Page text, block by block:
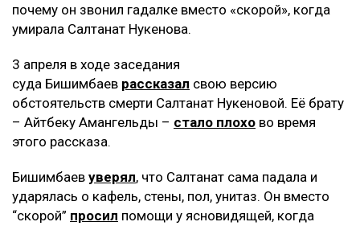
почему он звонил гадалке вместо «скорой», когда
умирала Салтанат Нукенова.
3 апреля в ходе заседания
суда Бишимбаев рассказал свою версию
обстоятельств смерти Салтанат Нукеновой. Её брату
– Айтбеку Амангельды – стало плохо во время
этого рассказа.
Бишимбаев уверял, что Салтанат сама падала и
ударялась о кафель, стены, пол, унитаз. Он вместо
“скорой” просил помощи у ясновидящей, когда